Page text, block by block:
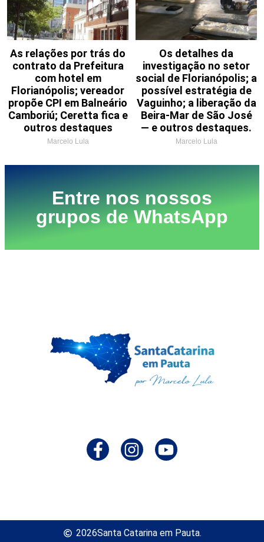
As relações por trás do
contrato da Prefeitura
com hotel em
Florianópolis; vereador
propõe CPI em Balneário
Camboriú; Ceretta fica e
outros destaques
Marcelo Lula
Os detalhes da
investigação no setor
social de Florianópolis; a
possível estratégia de
Vaguinho; a liberação da
Beira-Mar de São José
— e outros destaques.
Marcelo Lula
Entre nos nossos
grupos de WhatsApp
2026Santa Catarina em Pauta.